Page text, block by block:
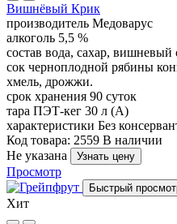
Вишнёвый Крик
производитель Медоварус
алкоголь 5,5 %
состав вода, сахар, вишневый
сок черноплодной рябины
хмель, дрожжи.
срок хранения 90 суток
тара ПЭТ-кег 30 л (А)
характеристики Без
Код товара: 2559 В наличии
Не указана
Узнать цену
Просмотр
Быстрый
Хит